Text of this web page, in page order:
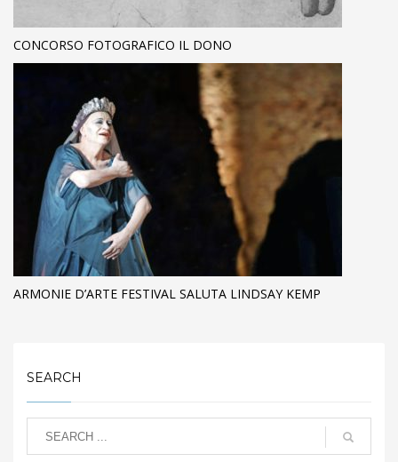
CONCORSO FOTOGRAFICO IL DONO
ARMONIE D’ARTE FESTIVAL SALUTA LINDSAY KEMP
SEARCH